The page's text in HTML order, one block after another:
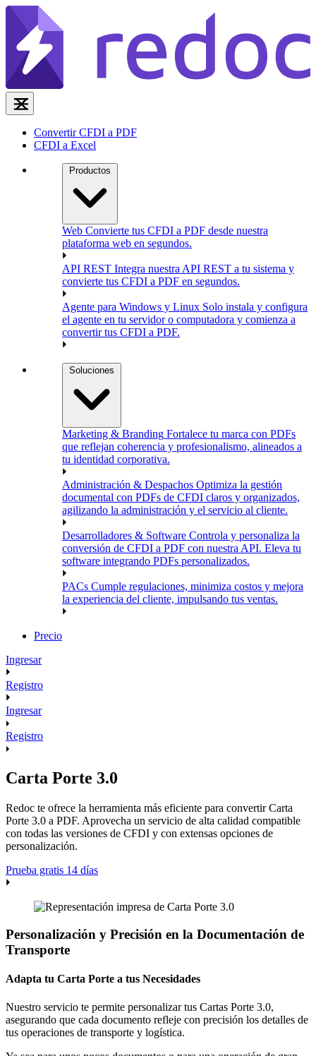
Convertir CFDI a PDF
CFDI a Excel
Productos
Web Convierte tus CFDI a PDF desde nuestra
plataforma web en segundos.
API REST Integra nuestra API REST a tu sistema y
convierte tus CFDI a PDF en segundos.
Agente para Windows y Linux Solo instala y configura
el agente en tu servidor o computadora y comienza a
convertir tus CFDI a PDF.
Soluciones
Marketing & Branding Fortalece tu marca con PDFs
que reflejan coherencia y profesionalismo, alineados a
tu identidad corporativa.
Administración & Despachos Optimiza la gestión
documental con PDFs de CFDI claros y organizados,
agilizando la administración y el servicio al cliente.
Desarrolladores & Software Controla y personaliza la
conversión de CFDI a PDF con nuestra API. Eleva tu
software integrando PDFs personalizados.
PACs Cumple regulaciones, minimiza costos y mejora
la experiencia del cliente, impulsando tus ventas.
Precio
Ingresar
Registro
Ingresar
Registro
Carta Porte 3.0
Redoc te ofrece la herramienta más eficiente para convertir Carta
Porte 3.0 a PDF. Aprovecha un servicio de alta calidad compatible
con todas las versiones de CFDI y con extensas opciones de
personalización.
Prueba gratis 14 días
Personalización y Precisión en la Documentación de
Transporte
Adapta tu Carta Porte a tus Necesidades
Nuestro servicio te permite personalizar tus Cartas Porte 3.0,
asegurando que cada documento refleje con precisión los detalles de
tus operaciones de transporte y logística.